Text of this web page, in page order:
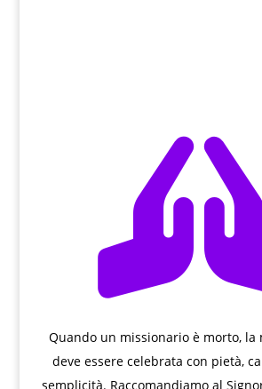
Quando un missionario è morto, la
deve essere celebrata con pietà,
semplicità. Raccomandiamo al